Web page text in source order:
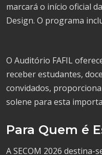
marcará o início oficial
Design. O programa
O Auditório FAFIL
receber estudantes,
convidados,
solene para esta
Para Quem é
A SECOM 2026 destina-